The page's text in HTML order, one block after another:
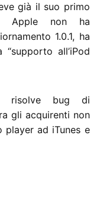
già il suo primo
Apple non ha
1.0.1, ha
all’iPod
risolve bug di
gli acquirenti non
ad iTunes e